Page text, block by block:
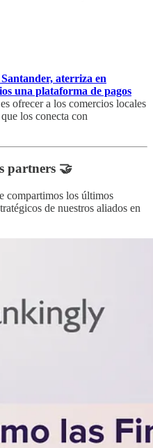
aterriza en
una plataforma de pagos
ofrecer a los comercios locales
los conecta con
partners 🤝
compartimos los últimos
de nuestros aliados en